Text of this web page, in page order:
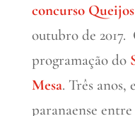
concurso
outubro de
programação do
Mesa. Três anos,
paranaense